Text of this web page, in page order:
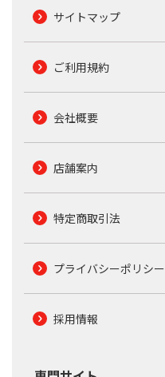
サイトマップ
ご利用規約
会社概要
店舗案内
特定商取引法
プライバシーポリシー
採用情報